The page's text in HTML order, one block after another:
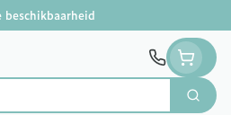
beschikbaarheid
Zoek